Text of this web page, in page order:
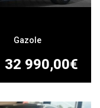
32 990,00€
Gazole